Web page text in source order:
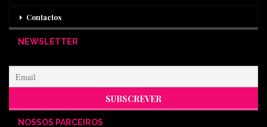
Contactos
NEWSLETTER
NOSSOS PARCEIROS